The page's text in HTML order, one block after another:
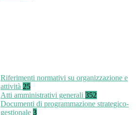
Riferimenti normativi su organizzazione e
attività 25
Atti amministrativi generali 352
Documenti di programmazione strategico-
gestionale 3